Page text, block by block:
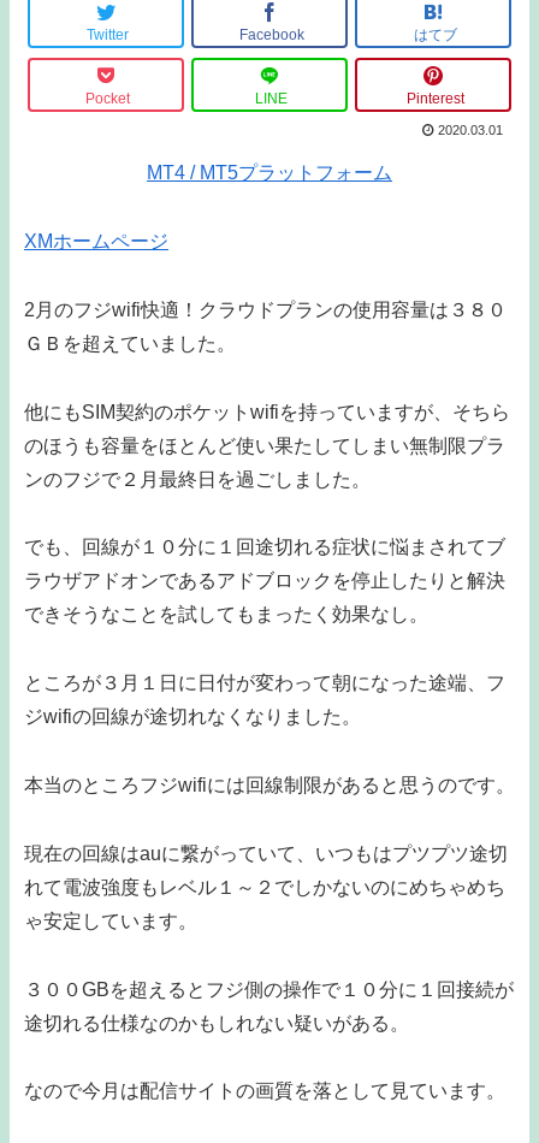
Twitter Facebook はてブ
Pocket LINE Pinterest
2020.03.01
MT4 / MT5プラットフォーム
XMホームページ
2月のフジwifi快適！クラウドプランの使用容量は３８０
ＧＢを超えていました。
他にもSIM契約のポケットwifiを持っていますが、そちら
のほうも容量をほとんど使い果たしてしまい無制限プラ
ンのフジで２月最終日を過ごしました。
でも、回線が１０分に１回途切れる症状に悩まされてブ
ラウザアドオンであるアドブロックを停止したりと解決
できそうなことを試してもまったく効果なし。
ところが３月１日に日付が変わって朝になった途端、フ
ジwifiの回線が途切れなくなりました。
本当のところフジwifiには回線制限があると思うのです。
現在の回線はauに繋がっていて、いつもはプツプツ途切
れて電波強度もレベル１～２でしかないのにめちゃめち
ゃ安定しています。
３００GBを超えるとフジ側の操作で１０分に１回接続が
途切れる仕様なのかもしれない疑いがある。
なので今月は配信サイトの画質を落として見ています。